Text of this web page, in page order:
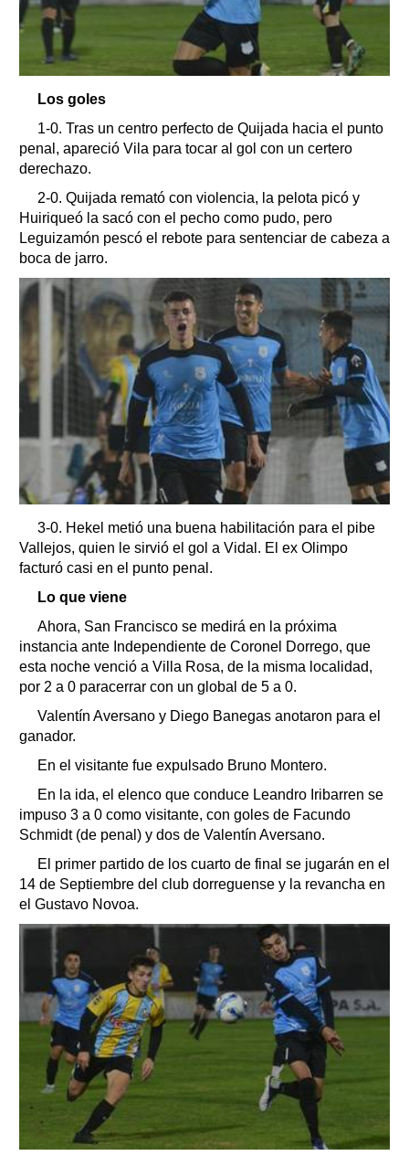
Los goles
1-0. Tras un centro perfecto de Quijada hacia el punto
penal, apareció Vila para tocar al gol con un certero
derechazo.
2-0. Quijada remató con violencia, la pelota picó y
Huiriqueó la sacó con el pecho como pudo, pero
Leguizamón pescó el rebote para sentenciar de cabeza a
boca de jarro.
3-0. Hekel metió una buena habilitación para el pibe
Vallejos, quien le sirvió el gol a Vidal. El ex Olimpo
facturó casi en el punto penal.
Lo que viene
Ahora, San Francisco se medirá en la próxima
instancia ante Independiente de Coronel Dorrego, que
esta noche venció a Villa Rosa, de la misma localidad,
por 2 a 0 paracerrar con un global de 5 a 0.
Valentín Aversano y Diego Banegas anotaron para el
ganador.
En el visitante fue expulsado Bruno Montero.
En la ida, el elenco que conduce Leandro Iribarren se
impuso 3 a 0 como visitante, con goles de Facundo
Schmidt (de penal) y dos de Valentín Aversano.
El primer partido de los cuarto de final se jugarán en el
14 de Septiembre del club dorreguense y la revancha en
el Gustavo Novoa.